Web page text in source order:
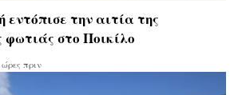
την αιτία της
στο Ποικίλο
ώρες πριν